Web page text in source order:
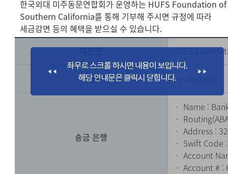
한국외대 미주동문연합회가 운영하는 HUFS Foundation of
Southern California를 통해 기부해 주시면 규정에 따라
세금감면 등의 혜택을 받으실 수 있습니다.
재단명
HUFS
소재지 Los Angeles
송금 은행
‧ Name :
‧
‧ Address :
‧ Swift Code
‧ Account
‧ Account # :